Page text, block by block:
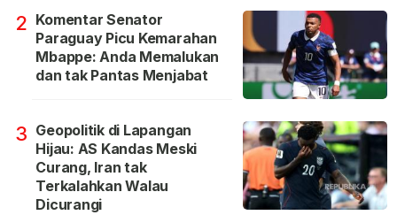
2 Komentar Senator
Paraguay Picu Kemarahan
Mbappe: Anda Memalukan
dan tak Pantas Menjabat
3 Geopolitik di Lapangan
Hijau: AS Kandas Meski
Curang, Iran tak
Terkalahkan Walau
Dicurangi